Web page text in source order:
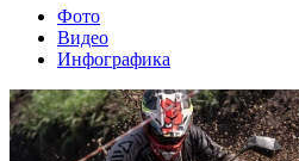
Фото
Видео
Инфографика